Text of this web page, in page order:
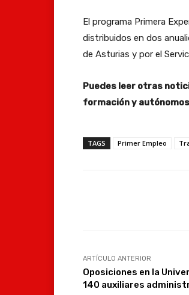
El programa Primera
distribuidos en dos
de Asturias y por el
Puedes leer otras
formación y
TAGS Primer Empleo
ARTÍCULO ANTERIOR
Oposiciones en la
140 auxiliares